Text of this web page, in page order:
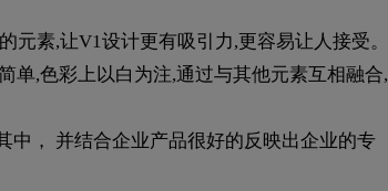
素,让V1设计更有吸引力,更容易让人接受。
单,色彩上以白为注,通过与其他元素互相融合,
中， 并结合企业产品很好的反映出企业的专